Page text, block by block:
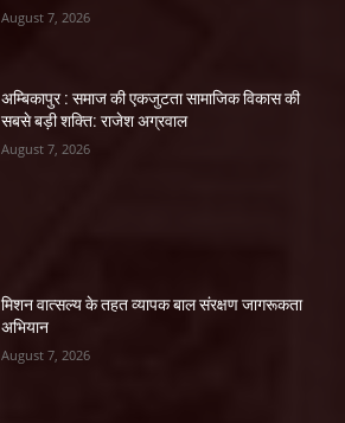
August 7, 2026
अम्बिकापुर : समाज की एकजुटता सामाजिक विकास की
सबसे बड़ी शक्ति: राजेश अग्रवाल
August 7, 2026
मिशन वात्सल्य के तहत व्यापक बाल संरक्षण जागरूकता
अभियान
August 7, 2026